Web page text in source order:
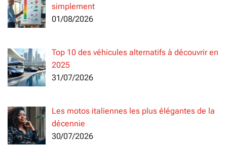
simplement
01/08/2026
Top 10 des véhicules alternatifs à découvrir en
2025
31/07/2026
Les motos italiennes les plus élégantes de la
décennie
30/07/2026